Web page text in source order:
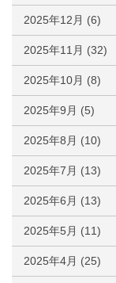
2025年12月 (6)
2025年11月 (32)
2025年10月 (8)
2025年9月 (5)
2025年8月 (10)
2025年7月 (13)
2025年6月 (13)
2025年5月 (11)
2025年4月 (25)